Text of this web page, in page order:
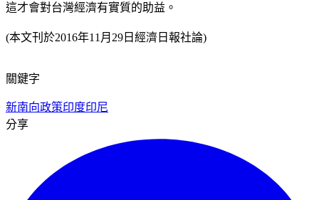
這才會對台灣經濟有實質的助益。
(本文刊於2016年11月29日經濟日報社論)
關鍵字
新南向政策印度印尼
分享